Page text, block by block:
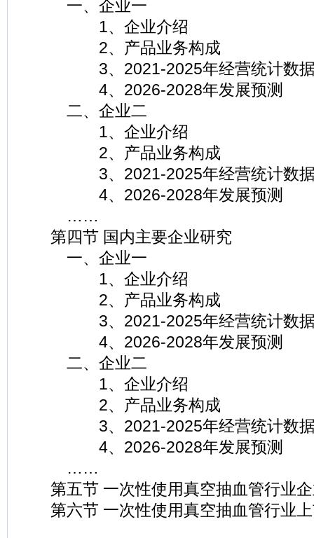
一、企业一
1、企业介绍
2、产品业务构成
3、2021-2025年经营统计数
4、2026-2028年发展预测
二、企业二
1、企业介绍
2、产品业务构成
3、2021-2025年经营统计数
4、2026-2028年发展预测
……
第四节 国内主要企业研究
一、企业一
1、企业介绍
2、产品业务构成
3、2021-2025年经营统计数
4、2026-2028年发展预测
二、企业二
1、企业介绍
2、产品业务构成
3、2021-2025年经营统计数
4、2026-2028年发展预测
……
第五节 一次性使用真空抽血管行业企
第六节 一次性使用真空抽血管行业上